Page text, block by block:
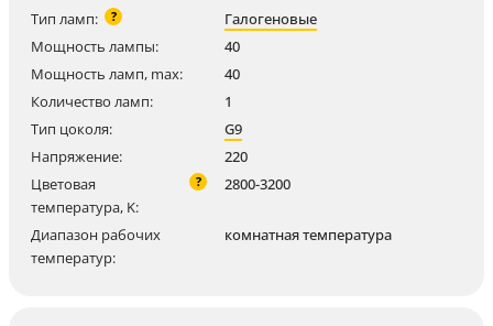
Тип ламп: ?
Галогеновые
Мощность лампы:
40
Мощность ламп, max:
40
Количество ламп:
1
Тип цоколя:
G9
Напряжение:
220
Цветовая
температура, K:
? 2800-3200
Диапазон рабочих
температур:
комнатная температура